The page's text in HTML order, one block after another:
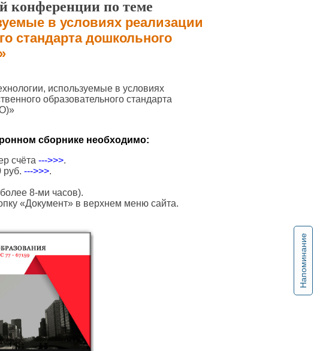
Напоминание
конференции по теме
в условиях реализации
стандарта дошкольного
используемые в условиях
образовательного стандарта
сборнике необходимо:
счёта --->>>.
руб. --->>>.
8-ми часов).
«Документ» в верхнем меню сайта.